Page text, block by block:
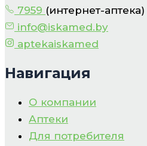
7959 (интернет-аптека)
info@iskamed.by
aptekaiskamed
Навигация
О компании
Аптеки
Для потребителя